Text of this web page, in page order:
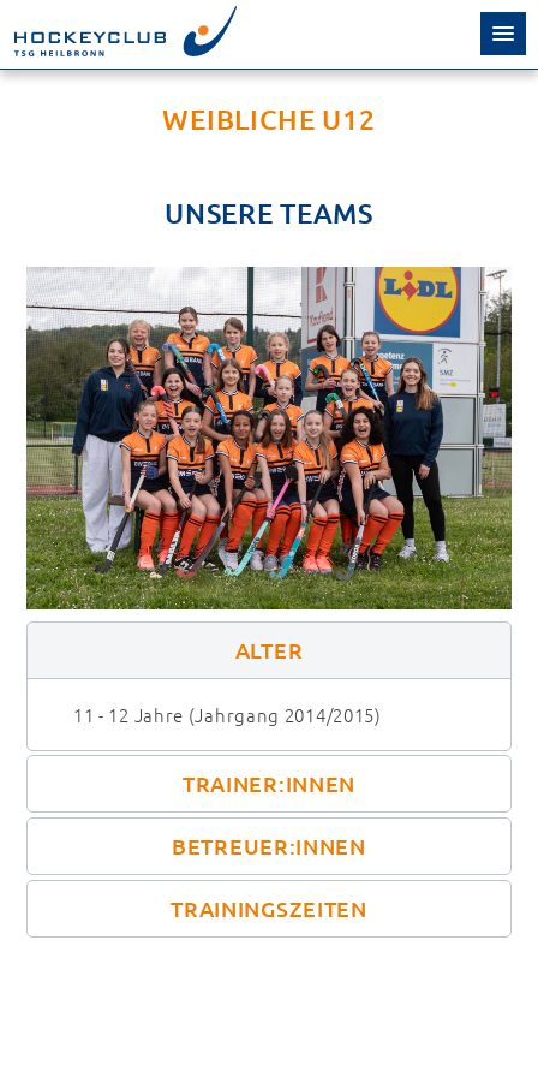
WEIBLICHE U12
UNSERE TEAMS
ALTER
11 - 12 Jahre (Jahrgang 2014/2015)
TRAINER:INNEN
BETREUER:INNEN
TRAININGSZEITEN